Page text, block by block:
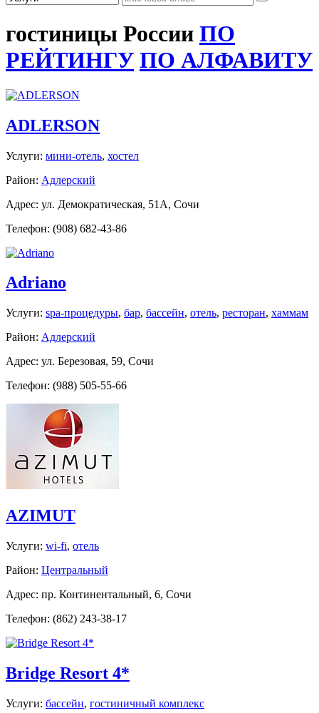
гостиницы России ПО
РЕЙТИНГУ ПО АЛФАВИТУ
ADLERSON
Услуги: мини-отель, хостел
Район: Адлерский
Адрес: ул. Демократическая, 51А, Сочи
Телефон: (908) 682-43-86
Adriano
Услуги: spa-процедуры, бар, бассейн, отель, ресторан, хаммам
Район: Адлерский
Адрес: ул. Березовая, 59, Сочи
Телефон: (988) 505-55-66
AZIMUT
Услуги: wi-fi, отель
Район: Центральный
Адрес: пр. Континентальный, 6, Сочи
Телефон: (862) 243-38-17
Bridge Resort 4*
Услуги: бассейн, гостиничный комплекс